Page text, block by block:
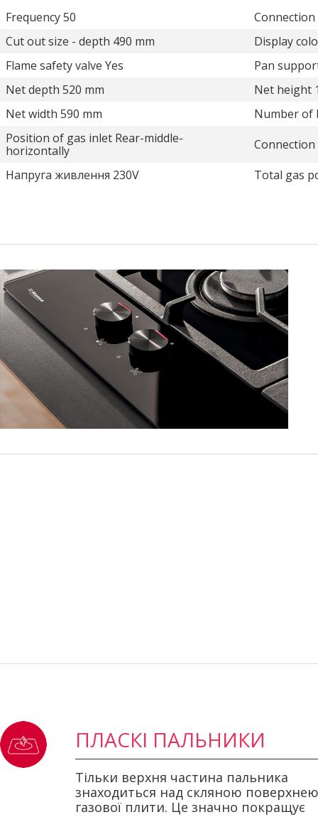
Frequency 50
Cut out size - depth 490 mm
Display
Flame safety valve Yes
Pan
Net depth 520 mm
Net height
Net width 590 mm
Number of
Position of gas inlet Rear-middle-
horizontally
Напруга живлення 230V
Total gas
ПЛАСКІ ПАЛЬНИКИ
Тільки верхня частина пальника
знаходиться над скляною поверхнею
газової плити. Це значно покращує